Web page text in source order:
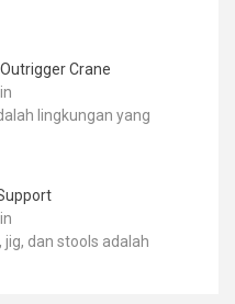
Crane
lingkungan yang
dan stools adalah